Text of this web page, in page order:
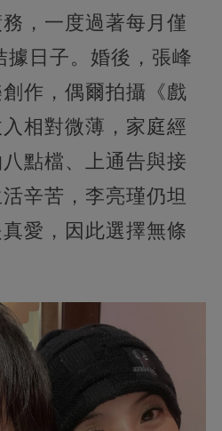
，一度過著每月僅
據日子。婚後，張峰
作，偶爾拍攝《戲
相對微薄，家庭經
點檔、上通告與接
辛苦，李亮瑾仍坦
愛，因此選擇無條